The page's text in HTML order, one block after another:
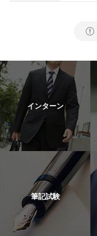
インターン
筆記試験